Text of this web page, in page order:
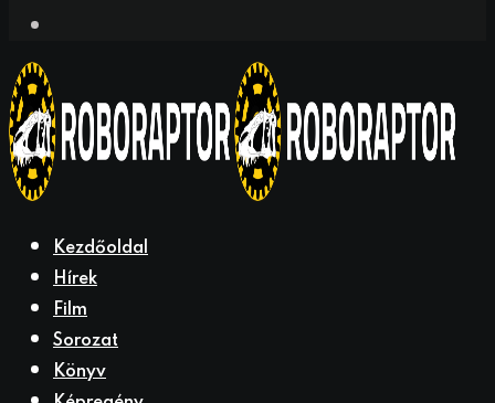
Kezdőoldal
Hírek
Film
Sorozat
Könyv